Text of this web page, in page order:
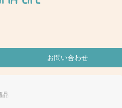
お問い合わせ
品